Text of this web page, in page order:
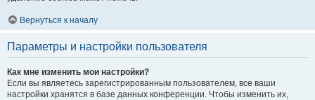
Вернуться к началу
Параметры и настройки пользователя
Как мне изменить мои настройки?
Если вы являетесь зарегистрированным пользователем, все ваши
настройки хранятся в базе данных конференции. Чтобы изменить их,